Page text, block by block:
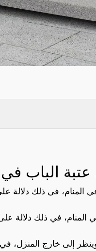
الباب في
المنام، في ذلك دلالة
المنام، في ذلك دلالة
إلى خارج المنزل،